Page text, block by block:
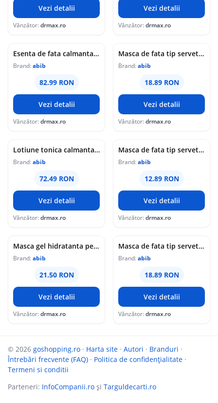
Vezi detalii
Vânzător:drmax.ro
Vezi detalii
Vânzător:drmax.ro
Esenta de fata calmanta Heartleaf, 50ml, Abib
Brand:abib
82.99 RON
Vezi detalii
Vânzător:drmax.ro
Masca de fata tip servetel calmanta cu pH usor acid Heartleaf Fit, 30ml, Abib
Brand:abib
18.89 RON
Vezi detalii
Vânzător:drmax.ro
Lotiune tonica calmanta, 200ml, Abib
Brand:abib
72.49 RON
Vezi detalii
Vânzător:drmax.ro
Masca de fata tip servetel calmanta Heartleaf Sticker, 27ml, Abib
Brand:abib
12.89 RON
Vezi detalii
Vânzător:drmax.ro
Masca gel hidratanta pentru fata cu colagen Heartleaf Jelly, 35ml, Abib
Brand:abib
21.50 RON
Vezi detalii
Vânzător:drmax.ro
Masca de fata tip servetel hidratanta cu pH usor acid Aqua Fit, 30ml, Abib
Brand:abib
18.89 RON
Vezi detalii
Vânzător:drmax.ro
© 2026 goshopping.ro · Harta site · Autori · Branduri ·
Întrebări frecvente (FAQ) · Politica de confidențialitate ·
Termeni si conditii
Parteneri: InfoCompanii.ro și Targuldecarti.ro